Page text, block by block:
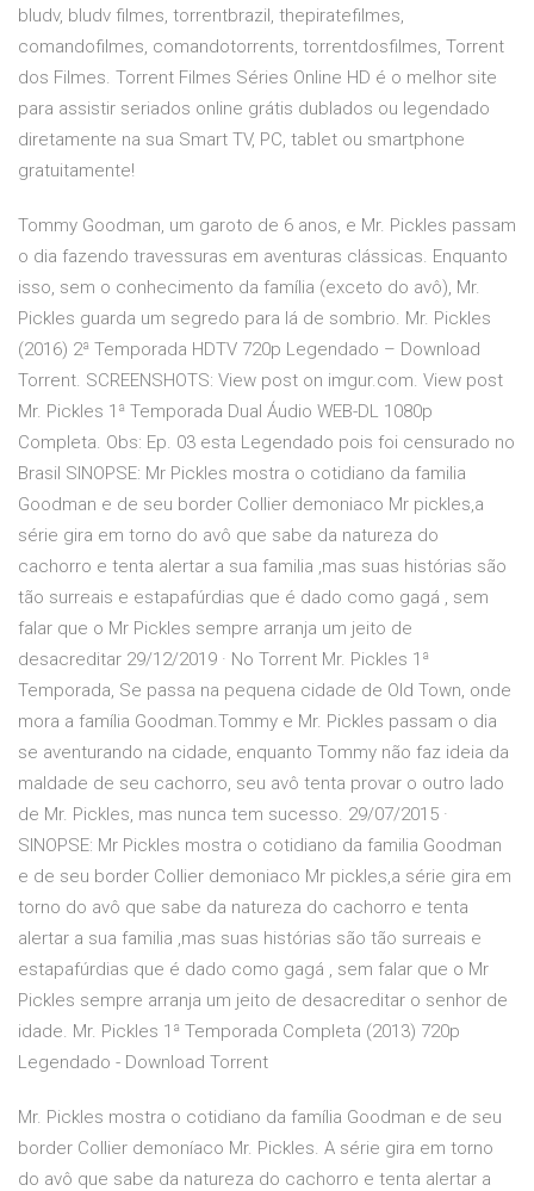
bludv, bludv filmes, torrentbrazil, thepiratefilmes,
comandofilmes, comandotorrents, torrentdosfilmes, Torrent
dos Filmes. Torrent Filmes Séries Online HD é o melhor site
para assistir seriados online grátis dublados ou legendado
diretamente na sua Smart TV, PC, tablet ou smartphone
gratuitamente!
Tommy Goodman, um garoto de 6 anos, e Mr. Pickles passam
o dia fazendo travessuras em aventuras clássicas. Enquanto
isso, sem o conhecimento da família (exceto do avô), Mr.
Pickles guarda um segredo para lá de sombrio. Mr. Pickles
(2016) 2ª Temporada HDTV 720p Legendado – Download
Torrent. SCREENSHOTS: View post on imgur.com. View post
Mr. Pickles 1ª Temporada Dual Áudio WEB-DL 1080p
Completa. Obs: Ep. 03 esta Legendado pois foi censurado no
Brasil SINOPSE: Mr Pickles mostra o cotidiano da familia
Goodman e de seu border Collier demoniaco Mr pickles,a
série gira em torno do avô que sabe da natureza do
cachorro e tenta alertar a sua familia ,mas suas histórias são
tão surreais e estapafúrdias que é dado como gagá , sem
falar que o Mr Pickles sempre arranja um jeito de
desacreditar 29/12/2019 · No Torrent Mr. Pickles 1ª
Temporada, Se passa na pequena cidade de Old Town, onde
mora a família Goodman.Tommy e Mr. Pickles passam o dia
se aventurando na cidade, enquanto Tommy não faz ideia da
maldade de seu cachorro, seu avô tenta provar o outro lado
de Mr. Pickles, mas nunca tem sucesso. 29/07/2015 ·
SINOPSE: Mr Pickles mostra o cotidiano da familia Goodman
e de seu border Collier demoniaco Mr pickles,a série gira em
torno do avô que sabe da natureza do cachorro e tenta
alertar a sua familia ,mas suas histórias são tão surreais e
estapafúrdias que é dado como gagá , sem falar que o Mr
Pickles sempre arranja um jeito de desacreditar o senhor de
idade. Mr. Pickles 1ª Temporada Completa (2013) 720p
Legendado - Download Torrent
Mr. Pickles mostra o cotidiano da família Goodman e de seu
border Collier demoníaco Mr. Pickles. A série gira em torno
do avô que sabe da natureza do cachorro e tenta alertar a